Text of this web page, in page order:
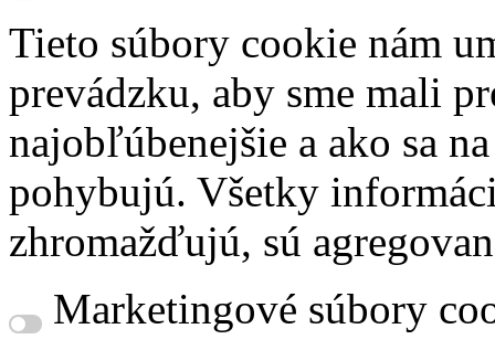
Tieto súbory cookie nám
prevádzku, aby sme mali
najobľúbenejšie a ako sa
pohybujú. Všetky
zhromažďujú, sú
Marketingové súbory